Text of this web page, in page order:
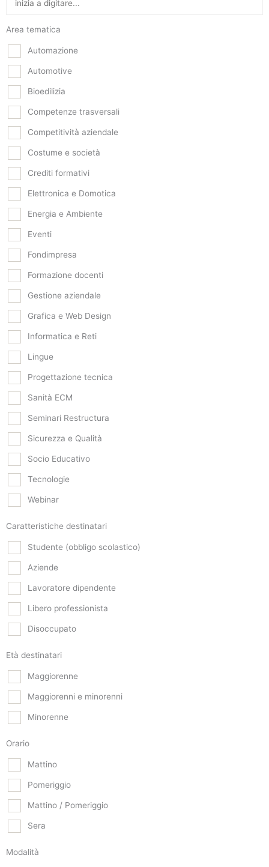
Area tematica
Automazione
Automotive
Bioedilizia
Competenze trasversali
Competitività aziendale
Costume e società
Crediti formativi
Elettronica e Domotica
Energia e Ambiente
Eventi
Fondimpresa
Formazione docenti
Gestione aziendale
Grafica e Web Design
Informatica e Reti
Lingue
Progettazione tecnica
Sanità ECM
Seminari Restructura
Sicurezza e Qualità
Socio Educativo
Tecnologie
Webinar
Caratteristiche destinatari
Studente (obbligo scolastico)
Aziende
Lavoratore dipendente
Libero professionista
Disoccupato
Età destinatari
Maggiorenne
Maggiorenni e minorenni
Minorenne
Orario
Mattino
Pomeriggio
Mattino / Pomeriggio
Sera
Modalità